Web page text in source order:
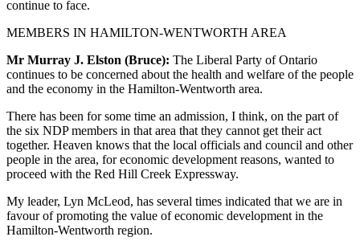
continue to face.
MEMBERS IN HAMILTON-WENTWORTH AREA
Mr Murray J. Elston (Bruce): The Liberal Party of Ontario
continues to be concerned about the health and welfare of the people
and the economy in the Hamilton-Wentworth area.
There has been for some time an admission, I think, on the part of
the six NDP members in that area that they cannot get their act
together. Heaven knows that the local officials and council and other
people in the area, for economic development reasons, wanted to
proceed with the Red Hill Creek Expressway.
My leader, Lyn McLeod, has several times indicated that we are in
favour of promoting the value of economic development in the
Hamilton-Wentworth region.